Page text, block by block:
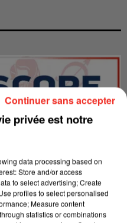
Voir plus
privée est notre
data processing based on
Store and/or access
to select advertising; Create
profiles to select personalised
Measure content
statistics or combinations
Continuer sans accepter